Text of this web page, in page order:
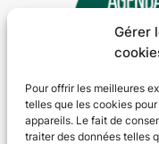
Gérer
Pour offrir les meilleures
telles que les cookies
appareils. Le fait de
traiter des données telles
Agenda 24